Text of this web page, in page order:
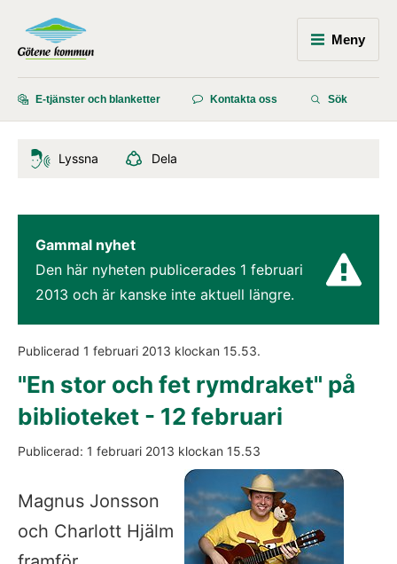
Meny
E-tjänster och blanketter Kontakta oss Sök
Lyssna Dela
Gammal nyhet
Den här nyheten publicerades 1 februari
2013 och är kanske inte aktuell längre.
Publicerad 1 februari 2013 klockan 15.53.
"En stor och fet rymdraket" på
biblioteket - 12 februari
Publicerad: 1 februari 2013 klockan 15.53
Magnus Jonsson
och Charlott Hjälm